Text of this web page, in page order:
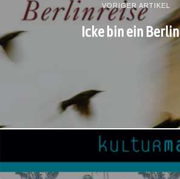
VORIGER ARTIKEL
Icke bin ein